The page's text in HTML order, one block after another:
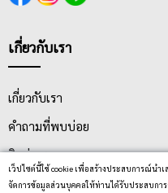
เว็ปไซต์นี้ใช้ cookie เพื่อสร้างประสบการณ์น
จัดการข้อมูลส่วนบุคคลให้ท่านได้รับประสบกา
เกี่ยวกับเรา
เกี่ยวกับเรา
คำถามที่พบบ่อย
ติดต่อเรา
ประกาศนโยบายความเป็นส่วน